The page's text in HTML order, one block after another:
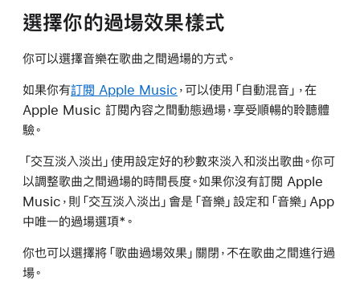
選擇你的過場效果樣式
你可以選擇音樂在歌曲之間過場的方式。
如果你有訂閱 Apple Music ，可以使用「自動混音」，在
Apple Music 訂閱內容之間動態過場，享受順暢的聆聽體
驗。
「交互淡入淡出」使用設定好的秒數來淡入和淡出歌曲。你可
以調整歌曲之間過場的時間長度。如果你沒有訂閱 Apple
Music，則「交互淡入淡出」會是「音樂」設定和「音樂」App
中唯一的過場選項*。
你也可以選擇將「歌曲過場效果」關閉，不在歌曲之間進行過
場。